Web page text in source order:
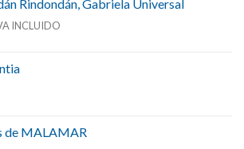
Rindondán, Gabriela Universal
INCLUIDO
de MALAMAR